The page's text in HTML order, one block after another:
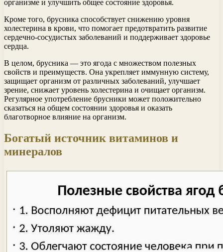
организме и улучшить общее состояние здоровья.
Кроме того, брусника способствует снижению уровня
холестерина в крови, что помогает предотвратить развитие
сердечно-сосудистых заболеваний и поддерживает здоровье
сердца.
В целом, брусника — это ягода с множеством полезных
свойств и преимуществ. Она укрепляет иммунную систему,
защищает организм от различных заболеваний, улучшает
зрение, снижает уровень холестерина и очищает организм.
Регулярное употребление брусники может положительно
сказаться на общем состоянии здоровья и оказать
благотворное влияние на организм.
Богатый источник витаминов и
минералов